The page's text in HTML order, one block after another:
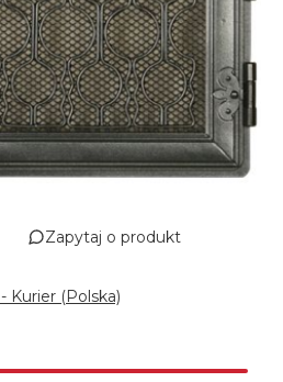
Zapytaj o produkt
- Kurier (Polska)